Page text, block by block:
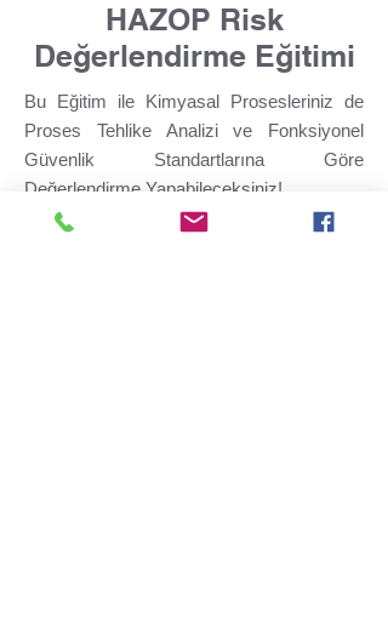
HAZOP Risk
Değerlendirme Eğitimi
Bu Eğitim ile Kimyasal Prosesleriniz de
Proses Tehlike Analizi ve Fonksiyonel
Güvenlik Standartlarına Göre
Değerlendirme Yapabileceksiniz!
6331 sayılı İş Sağlığı ve Güvenliği Kanunu